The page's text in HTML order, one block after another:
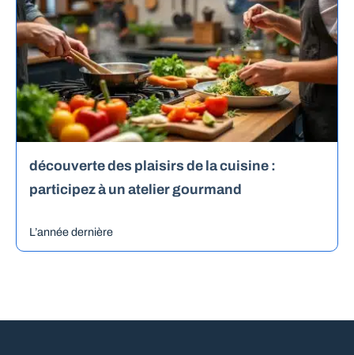
découverte des plaisirs de la cuisine :
participez à un atelier gourmand
L’année dernière